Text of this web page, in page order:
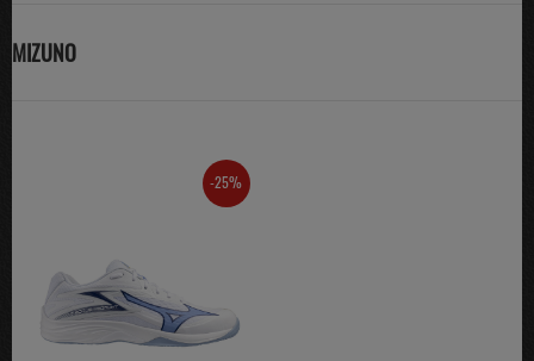
MIZUNO
-25%